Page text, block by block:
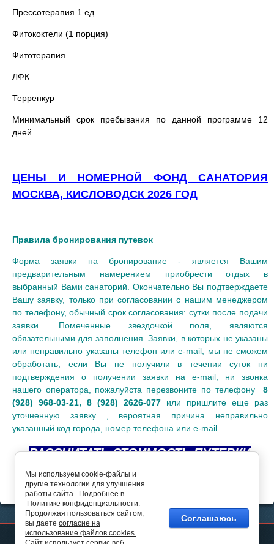
Прессотерапия 1 ед.
Фитококтели (1 порция)
Фитотерапия
ЛФК
Терренкур
Минимальный срок пребывания по данной программе 12
дней.
ЦЕНЫ И НОМЕРНОЙ ФОНД САНАТОРИЯ
МОСКВА, КИСЛОВОДСК 2026 ГОД
Правила бронирования путевок
Форма заявки на бронирование - является Вашим
предварительным намерением приобрести отдых в
выбранный Вами санаторий. Окончательно Вы подтверждаете
Вашу заявку, только при согласовании с нашим менеджером
по телефону, обычный срок согласования: сутки после подачи
заявки. Помеченные звездочкой поля, являются
обязательными для заполнения. Заявки, в которых не указаны
или неправильно указаны телефон или e-mail, мы не сможем
обработать, если Вы не получили в течении суток ни
подтверждения о получении заявки на e-mail, ни звонка
нашего оператора, пожалуйста перезвоните по телефону 8
(928) 968-03-21, 8 (928) 2626-077 или пришлите еще раз
уточненную заявку , вероятная причина неправильно
указанный код города, номер телефона или e-mail.
РАССЧИТАТЬ СТОИМОСТЬ ПУТЕВКИ
Мы используем cookie-файлы и
другие технологии для улучшения
работы сайта. Подробнее в
Политике конфиденциальности.
Продолжая пользоваться сайтом,
вы даете согласие на
использование файлов cookies.
Соглашаюсь